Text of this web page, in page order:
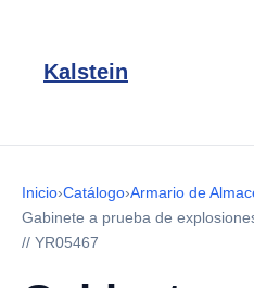
Kalstein
Inicio›Catálogo›Armario de
Gabinete a prueba de
// YR05467